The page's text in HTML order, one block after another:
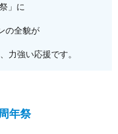
」に
の全貌が
力強い応援です。
年祭